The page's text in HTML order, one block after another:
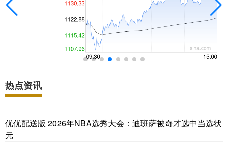
热点资讯
优优配送版 2026年NBA选秀大会：迪班萨被奇才选中当选状
元